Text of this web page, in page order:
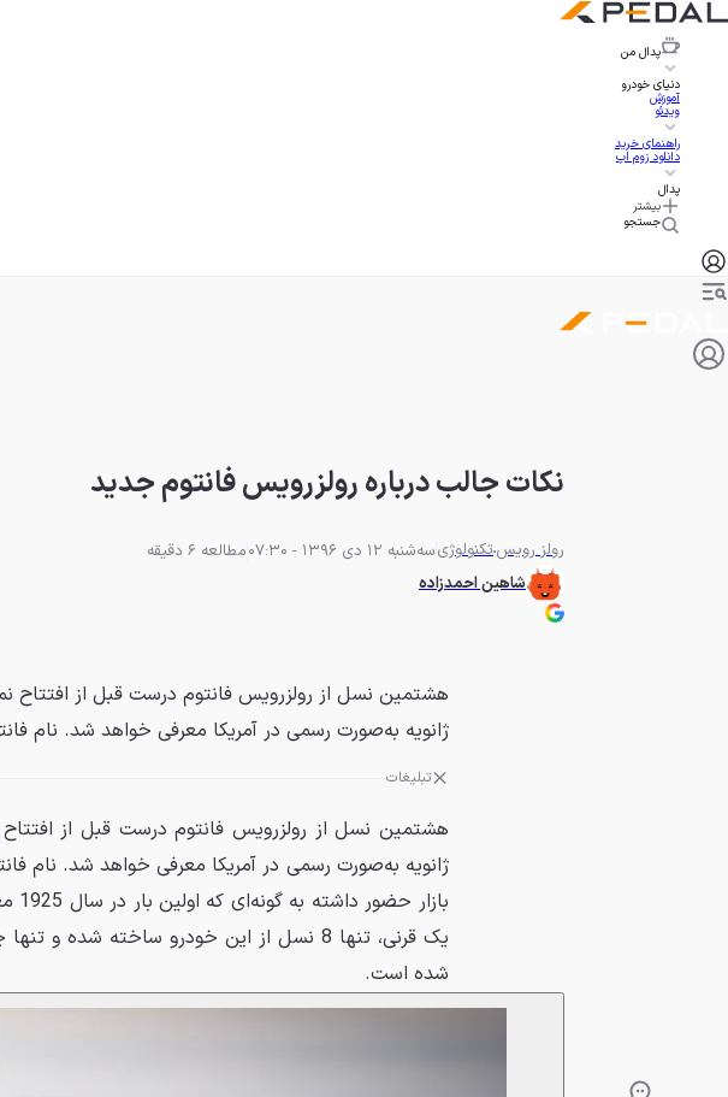
پدال من
دنیای خودرو
آموزش
ویدئو
راهنمای خرید
دانلود زوم اپ
پدال
بیشتر
جستجو
نکات جالب درباره رولزرویس فانتوم جدید
رولز رویستکنولوژیسه‌شنبه 12 دی 1396 - 07:30
مطالعه 6 دقیقه
شاهین احمدزاده
ژانویه به‌صورت رسمی در آمریکا معرفی خواهد شد. نام
تبلیغات
ژانویه به‌صورت رسمی در آمریکا معرفی خواهد شد. نام
یک قرنی، تنها 8 نسل از این خودرو ساخته
شده است.